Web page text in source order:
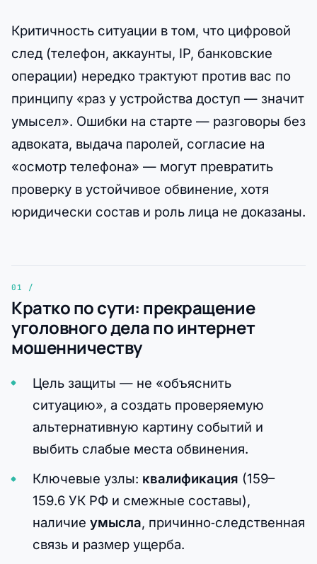
Критичность ситуации в том, что цифровой
след (телефон, аккаунты, IP, банковские
операции) нередко трактуют против вас по
принципу «раз у устройства доступ — значит
умысел». Ошибки на старте — разговоры без
адвоката, выдача паролей, согласие на
«осмотр телефона» — могут превратить
проверку в устойчивое обвинение, хотя
юридически состав и роль лица не доказаны.
Кратко по сути: прекращение
уголовного дела по интернет
мошенничеству
Цель защиты — не «объяснить
ситуацию», а создать проверяемую
альтернативную картину событий и
выбить слабые места обвинения.
Ключевые узлы: квалификация (159–
159.6 УК РФ и смежные составы),
наличие умысла, причинно‑следственная
связь и размер ущерба.